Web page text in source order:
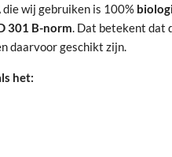
wij gebruiken is 100%
301 B-norm . Dat betekent dat
daarvoor geschikt zijn.
het: